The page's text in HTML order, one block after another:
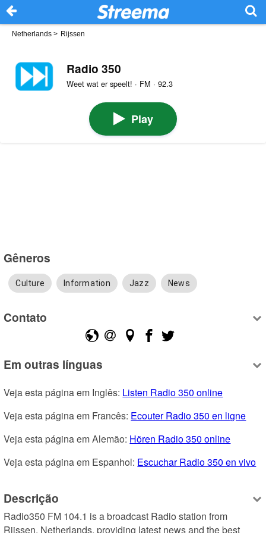
Netherlands > Rijssen
Radio 350
Weet wat er speelt! · FM · 92.3
Play
Gêneros
Culture Information Jazz News
Contato
Em outras línguas
Veja esta página em Inglês: Listen Radio 350 online
Veja esta página em Francês: Ecouter Radio 350 en ligne
Veja esta página em Alemão: Hören Radio 350 online
Veja esta página em Espanhol: Escuchar Radio 350 en vivo
Descrição
Radio350 FM 104.1 is a broadcast Radio station from
Rijssen, Netherlands, providing latest news and the best